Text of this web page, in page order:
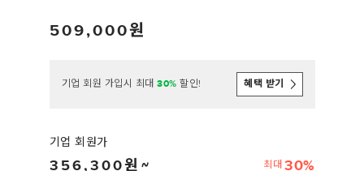
509,000
기업 회원 가입시 최대 30% 할인! 혜택 받기
기업 회원가
356,300 최대 30%